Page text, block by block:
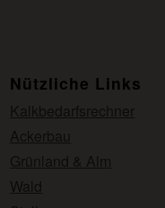
Nützliche Links
Kalkbedarfsrechner
Ackerbau
Grünland & Alm
Wald